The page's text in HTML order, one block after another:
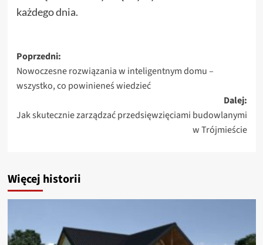
każdego dnia.
Zobacz
wpisy
Poprzedni:
Nowoczesne rozwiązania w inteligentnym domu –
wszystko, co powinieneś wiedzieć
Dalej:
Jak skutecznie zarządzać przedsięwzięciami budowlanymi
w Trójmieście
Więcej historii